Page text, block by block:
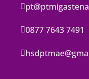
0877 7643 7491